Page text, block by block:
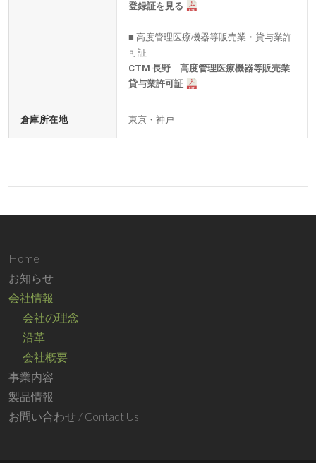
登録証を見る
■ 高度管理医療機器等販売業・貸与業許
可証
CTM 長野 高度管理医療機器等販売業
貸与業許可証
倉庫所在地 東京・神戸
Home
お知らせ
会社情報
会社の理念
沿革
会社概要
事業内容
製品情報
お問い合わせ / Contact Us